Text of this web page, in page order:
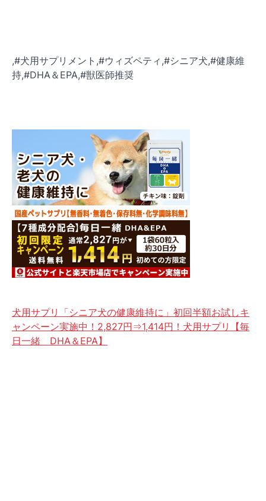
,#犬用サプリメント,#ウィズペティ,#シニア犬,#健康維
持,#DHA＆EPA,#獣医師推奨
犬用サプリ「シニア犬の健康維持に」初回半額お試しキ
ャンペーン実施中！2,827円⇒1,414円！犬用サプリ【毎
日一緒 DHA＆EPA】